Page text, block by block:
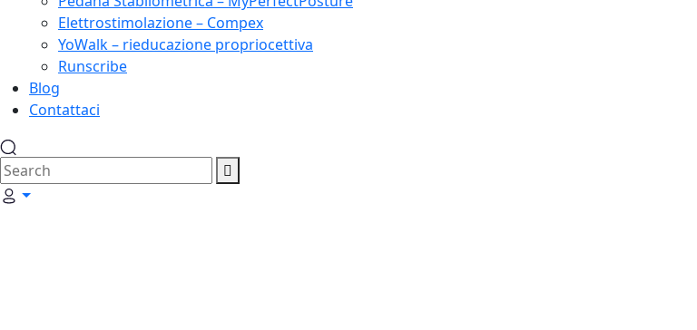
Elettrostimolazione – Compex
YoWalk – rieducazione propriocettiva
Runscribe
Blog
Contattaci